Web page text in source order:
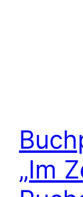
„Im